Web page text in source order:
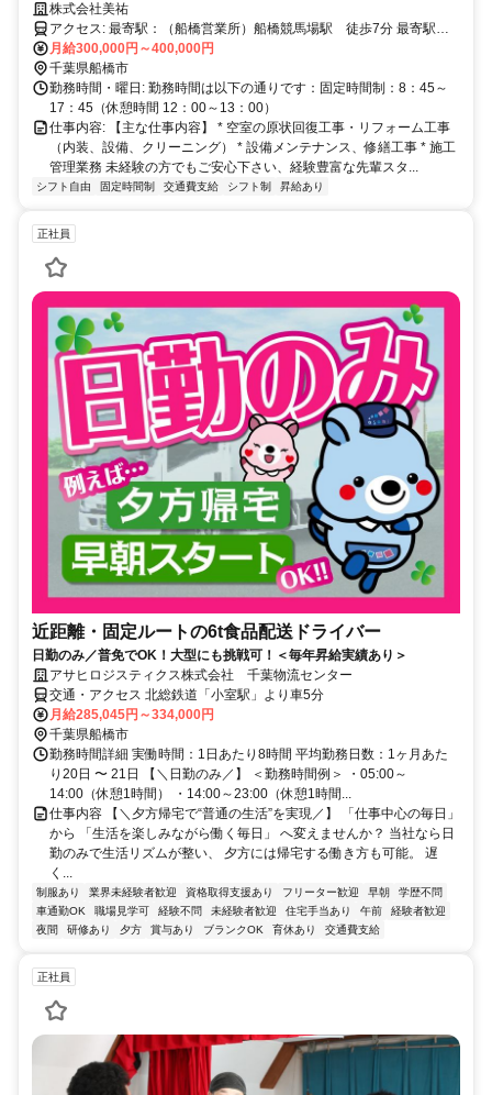
カッコいい職人に育てます！
株式会社美祐
アクセス: 最寄駅：（船橋営業所）船橋競馬場駅 徒歩7分 最寄駅：
（千葉営業所）実籾駅 徒歩13分 （バイク、自転車）通勤OK （車
月給300,000円～400,000円
千葉県船橋市
勤務時間・曜日: 勤務時間は以下の通りです：固定時間制：8：45～
17：45（休憩時間 12：00～13：00）
仕事内容: 【主な仕事内容】 * 空室の原状回復工事・リフォーム工事
（内装、設備、クリーニング） * 設備メンテナンス、修繕工事 * 施工
管理業務 未経験の方でもご安心下さい、経験豊富な先輩スタ...
シフト自由 固定時間制 交通費支給 シフト制 昇給あり
正社員
近距離・固定ルートの6t食品配送ドライバー
日勤のみ／普免でOK！大型にも挑戦可！＜毎年昇給実績あり＞
アサヒロジスティクス株式会社 千葉物流センター
交通・アクセス 北総鉄道「小室駅」より車5分
月給285,045円～334,000円
千葉県船橋市
勤務時間詳細 実働時間：1日あたり8時間 平均勤務日数：1ヶ月あた
り20日 〜 21日 【＼日勤のみ／】 ＜勤務時間例＞ ・05:00～
14:00（休憩1時間） ・14:00～23:00（休憩1時間...
仕事内容 【＼夕方帰宅で“普通の生活”を実現／】 「仕事中心の毎日」
から 「生活を楽しみながら働く毎日」 へ変えませんか？ 当社なら日
勤のみで生活リズムが整い、 夕方には帰宅する働き方も可能。 遅
く...
制服あり 業界未経験者歓迎 資格取得支援あり フリーター歓迎 早朝
学歴不問
車通勤OK
職場見学可 経験不問 未経験者歓迎 住宅手当あり 午前
経験者歓迎
夜間
研修あり 夕方 賞与あり ブランクOK 育休あり 交通費支給
正社員